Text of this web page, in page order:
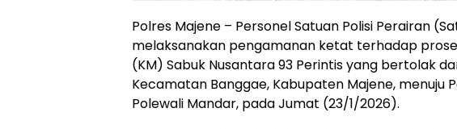
Polres Majene – Personel Satuan Polisi Perairan
melaksanakan pengamanan ketat terhadap
(KM) Sabuk Nusantara 93 Perintis yang bertolak
Kecamatan Banggae, Kabupaten Majene, menuju
Polewali Mandar, pada Jumat (23/1/2026).